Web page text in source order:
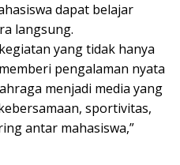
dapat belajar
langsung.
yang tidak hanya
pengalaman nyata
menjadi media yang
sportivitas,
antar mahasiswa,”